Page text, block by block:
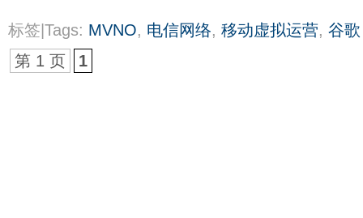
标签|Tags: MVNO, 电信网络, 移动虚拟运营, 谷歌
第 1 页
1